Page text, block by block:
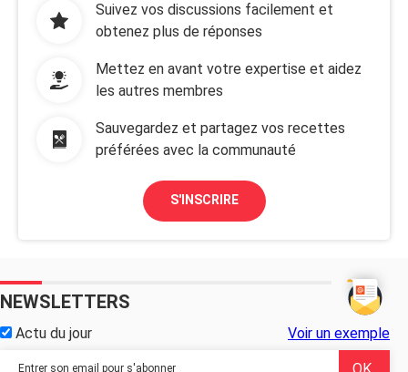
Suivez vos discussions facilement et
obtenez plus de réponses
Mettez en avant votre expertise et aidez
les autres membres
Sauvegardez et partagez vos recettes
préférées avec la communauté
S'INSCRIRE
NEWSLETTERS
Actu du jour Voir un exemple